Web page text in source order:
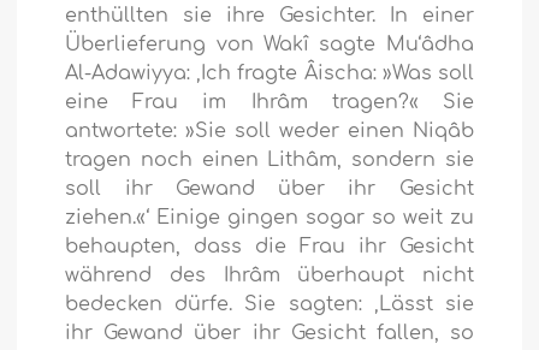
enthüllten sie ihre Gesichter. In einer
Überlieferung von Wakî sagte Mu‘âdha
Al-Adawiyya: ‚Ich fragte Âischa: »Was soll
eine Frau im Ihrâm tragen?« Sie
antwortete: »Sie soll weder einen Niqâb
tragen noch einen Lithâm, sondern sie
soll ihr Gewand über ihr Gesicht
ziehen.«‘ Einige gingen sogar so weit zu
behaupten, dass die Frau ihr Gesicht
während des Ihrâm überhaupt nicht
bedecken dürfe. Sie sagten: ‚Lässt sie
ihr Gewand über ihr Gesicht fallen, so